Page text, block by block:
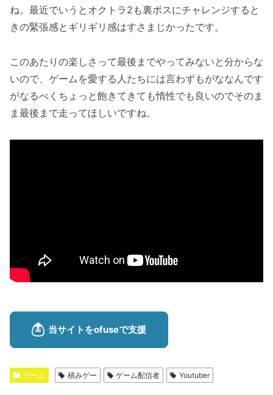
ね。最近でいうとオクトラ2も裏ボスにチャレンジすると
きの緊張感とギリギリ感はすさまじかったです。
このあたりの楽しさって最後までやってみないと分からな
いので、ゲームを愛する人たちには言わずもがななんです
がなるべくちょっと飽きてきても惰性でも良いのでそのま
ま最後まで走ってほしいですね。
ゲーム 積みゲー ゲーム配信者 Youtuber